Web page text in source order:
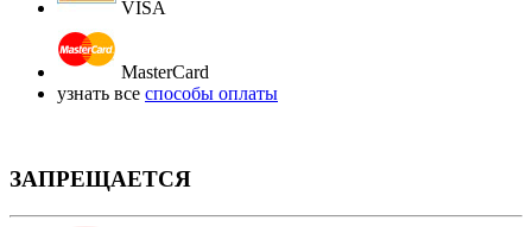
VISA
MasterCard
узнать все способы оплаты
ЗАПРЕЩАЕТСЯ